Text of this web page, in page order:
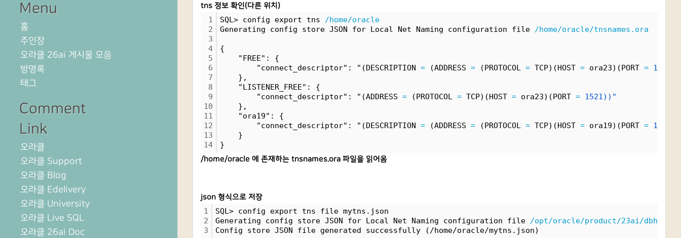
Menu
홈
주인장
오라클 26ai 게시물 모음
방명록
태그
Comment
Link
오라클
오라클 Support
오라클 Blog
오라클 Edelivery
오라클 University
오라클 Live SQL
오라클 26ai Doc
tns 정보 확인(다른 위치)
1
2
3
4
5
6
7
8
9
10
11
12
13
14
SQL> config export tns /home/oracle
Generating config store JSON for Local Net Naming configuration file /home/oracle/tnsnames.ora
{
"FREE": {
"connect_descriptor": "(DESCRIPTION = (ADDRESS = (PROTOCOL = TCP)(HOST = ora23)(PORT = 1521))
},
"LISTENER_FREE": {
"connect_descriptor": "(ADDRESS = (PROTOCOL = TCP)(HOST = ora23)(PORT = 1521))"
},
"ora19": {
"connect_descriptor": "(DESCRIPTION = (ADDRESS = (PROTOCOL = TCP)(HOST = ora19)(PORT = 1521))
}
}
/home/oracle 에 존재하는 tnsnames.ora 파일을 읽어옴
json 형식으로 저장
1
2
3
SQL> config export tns file mytns.json
Generating config store JSON for Local Net Naming configuration file /opt/oracle/product/23ai/
Config store JSON file generated successfully (/home/oracle/mytns.json)